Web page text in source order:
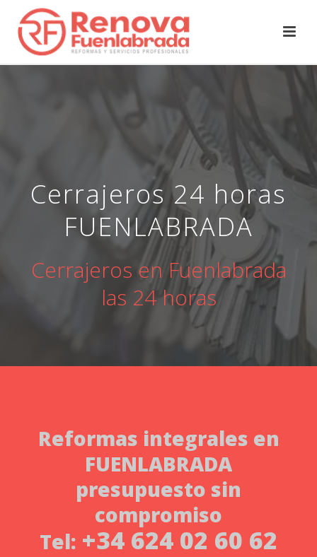
Cerrajeros 24 horas
FUENLABRADA
Cerrajeros en Fuenlabrada
las 24 horas
Reformas integrales en
FUENLABRADA
presupuesto sin
compromiso
Tel: +34 624 02 60 62